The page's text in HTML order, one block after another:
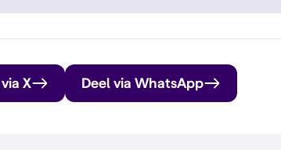
X Deel via WhatsApp